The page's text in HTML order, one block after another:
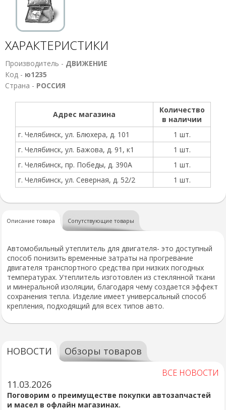
ХАРАКТЕРИСТИКИ
Производитель - ДВИЖЕНИЕ
Код - ю1235
Страна - РОССИЯ
Адрес магазина
Количество
в наличии
г. Челябинск, ул. Блюхера, д. 101
1 шт.
г. Челябинск, ул. Бажова, д. 91, к1
1 шт.
г. Челябинск, пр. Победы, д. 390А
1 шт.
г. Челябинск, ул. Северная, д. 52/2
1 шт.
Описание товара Сопутствующие товары
Автомобильный утеплитель для двигателя- это доступный
способ понизить временные затраты на прогревание
двигателя транспортного средства при низких погодных
температурах. Утеплитель изготовлен из стеклянной ткани
и минеральной изоляции, благодаря чему создается эффект
сохранения тепла. Изделие имеет универсальный способ
крепления, подходящий для всех типов авто.
НОВОСТИ Обзоры товаров
ВСЕ НОВОСТИ
11.03.2026
Поговорим о преимуществе покупки автозапчастей
и масел в офлайн магазинах.